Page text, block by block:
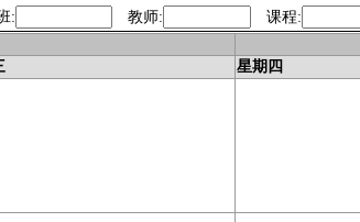
: 教师: 课程:
星期四